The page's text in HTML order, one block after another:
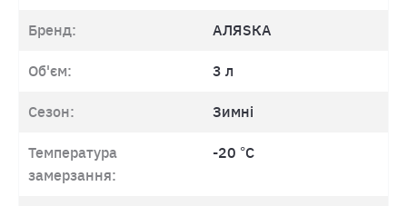
Бренд: АЛЯSКА
Об'єм: 3 л
Сезон: Зимні
Температура
замерзання:
-20 °С